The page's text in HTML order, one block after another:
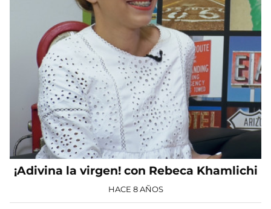
¡Adivina la virgen! con Rebeca Khamlichi
HACE 8 AÑOS